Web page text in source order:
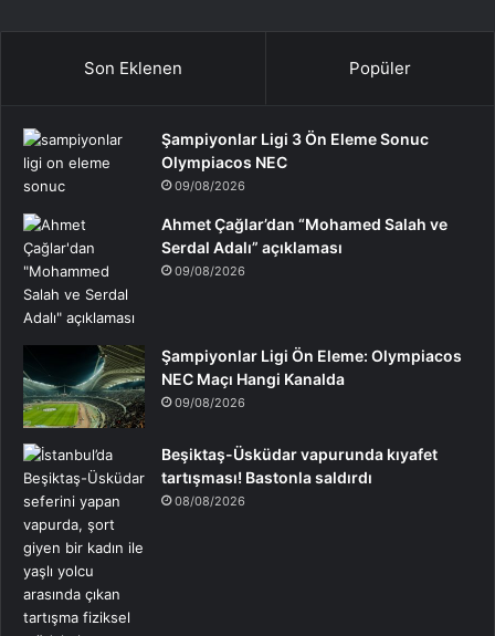
Son Eklenen Popüler
Şampiyonlar Ligi 3 Ön Eleme Sonuc
Olympiacos NEC
09/08/2026
Ahmet Çağlar’dan “Mohamed Salah ve
Serdal Adalı” açıklaması
09/08/2026
Şampiyonlar Ligi Ön Eleme: Olympiacos
NEC Maçı Hangi Kanalda
09/08/2026
Beşiktaş-Üsküdar vapurunda kıyafet
tartışması! Bastonla saldırdı
08/08/2026